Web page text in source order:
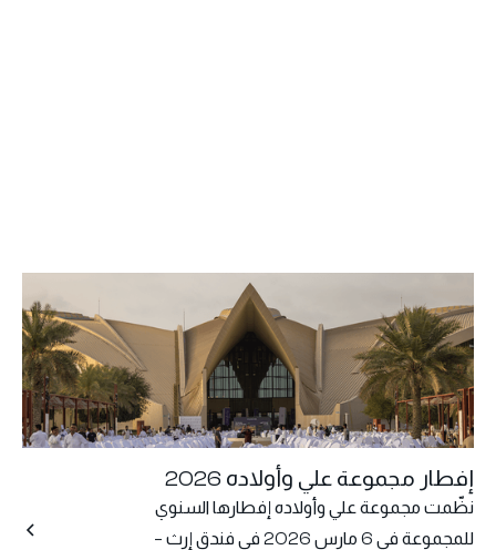
إفطار مجموعة علي وأولاده 2026
نظّمت مجموعة علي وأولاده إفطارها السنوي
للمجموعة في 6 مارس 2026 في فندق إرث –